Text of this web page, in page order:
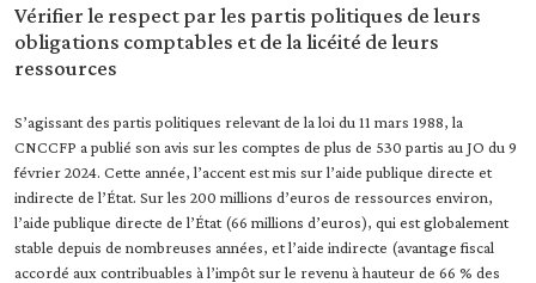
Vérifier le respect par les partis politiques de leurs
obligations comptables et de la licéité de leurs
ressources
S’agissant des partis politiques relevant de la loi du 11 mars 1988, la
CNCCFP a publié son avis sur les comptes de plus de 530 partis au JO du 9
février 2024. Cette année, l’accent est mis sur l’aide publique directe et
indirecte de l’État. Sur les 200 millions d’euros de ressources environ,
l’aide publique directe de l’État (66 millions d’euros), qui est globalement
stable depuis de nombreuses années, et l’aide indirecte (avantage fiscal
accordé aux contribuables à l’impôt sur le revenu à hauteur de 66 % des